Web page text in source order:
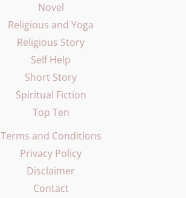
Novel
Religious and Yoga
Religious Story
Self Help
Short Story
Spiritual Fiction
Top Ten
Terms and Conditions
Privacy Policy
Disclaimer
Contact